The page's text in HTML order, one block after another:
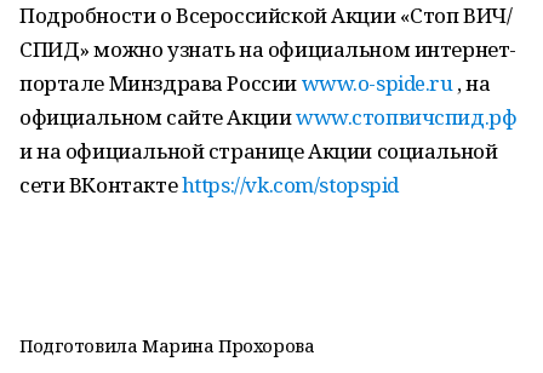
Подробности о Всероссийской Акции «Стоп ВИЧ/
СПИД» можно узнать на официальном интернет-
портале Минздрава Россииwww.o-spide.ru, на
официальном сайте Акцииwww.стопвичспид.рф
и на официальной странице Акции социальной
сети ВКонтактеhttps://vk.com/stopspid
Подготовила Марина Прохорова